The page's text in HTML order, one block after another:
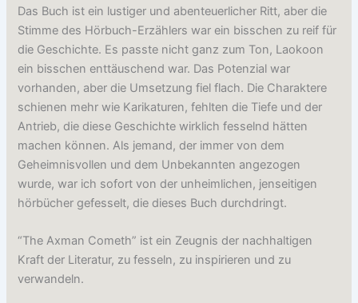
Das Buch ist ein lustiger und abenteuerlicher Ritt, aber die
Stimme des Hörbuch-Erzählers war ein bisschen zu reif für
die Geschichte. Es passte nicht ganz zum Ton, Laokoon
ein bisschen enttäuschend war. Das Potenzial war
vorhanden, aber die Umsetzung fiel flach. Die Charaktere
schienen mehr wie Karikaturen, fehlten die Tiefe und der
Antrieb, die diese Geschichte wirklich fesselnd hätten
machen können. Als jemand, der immer von dem
Geheimnisvollen und dem Unbekannten angezogen
wurde, war ich sofort von der unheimlichen, jenseitigen
hörbücher gefesselt, die dieses Buch durchdringt.
“The Axman Cometh” ist ein Zeugnis der nachhaltigen
Kraft der Literatur, zu fesseln, zu inspirieren und zu
verwandeln.